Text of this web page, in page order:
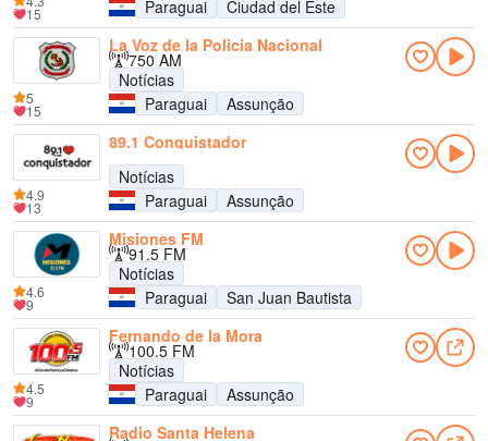
Paraguai
Ciudad del Este
15
La Voz de la Policia Nacional
750 AM
Notícias
Paraguai
Assunção
5
15
89.1 Conquistador
Notícias
Paraguai
Assunção
4.9
13
Misiones FM
91.5 FM
Notícias
Paraguai
San Juan Bautista
4.6
9
Fernando de la Mora
100.5 FM
Notícias
Paraguai
Assunção
4.5
9
Radio Santa Helena